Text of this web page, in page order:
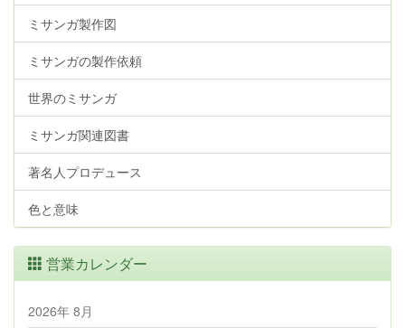
ミサンガ製作図
ミサンガの製作依頼
世界のミサンガ
ミサンガ関連図書
著名人プロデュース
色と意味
営業カレンダー
2026年 8月